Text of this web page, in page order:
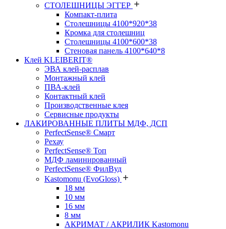
СТОЛЕШНИЦЫ ЭГГЕР
Компакт-плита
Столешницы 4100*920*38
Кромка для столешниц
Столешницы 4100*600*38
Стеновая панель 4100*640*8
Клей KLEIBERIT®
ЭВА клей-расплав
Монтажный клей
ПВА-клей
Контактный клей
Производственные клея
Сервисные продукты
ЛАКИРОВАННЫЕ ПЛИТЫ МДФ, ДСП
PerfectSense® Смарт
Рехау
PerfectSense® Топ
МДФ ламинированный
PerfectSense® ФилВуд
Kastomonu (EvoGloss)
18 мм
10 мм
16 мм
8 мм
АКРИМАТ / АКРИЛИК Kastomonu